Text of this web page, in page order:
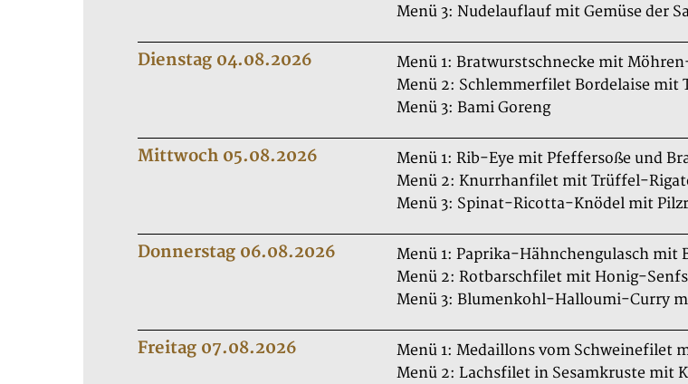
Menü 3: Nudelauflauf mit Gemüse der
Dienstag 04.08.2026
Menü 1: Bratwurstschnecke mit
Menü 2: Schlemmerfilet Bordelaise mit
Menü 3: Bami Goreng
Mittwoch 05.08.2026
Menü 1: Rib-Eye mit Pfeffersoße und
Menü 2: Knurrhanfilet mit Trüffel-
Menü 3: Spinat-Ricotta-Knödel mit
Donnerstag 06.08.2026
Menü 1: Paprika-Hähnchengulasch mit
Menü 2: Rotbarschfilet mit Honig-
Menü 3: Blumenkohl-Halloumi-Curry
Freitag 07.08.2026
Menü 1: Medaillons vom Schweinefilet
Menü 2: Lachsfilet in Sesamkruste